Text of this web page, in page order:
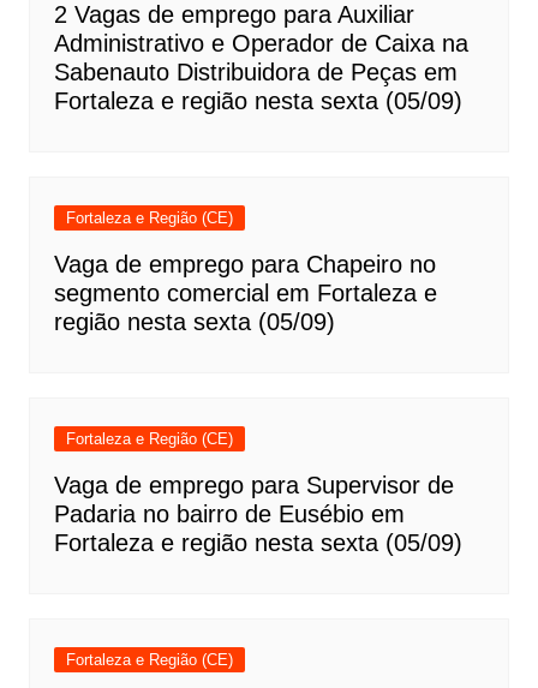
2 Vagas de emprego para Auxiliar
Administrativo e Operador de Caixa na
Sabenauto Distribuidora de Peças em
Fortaleza e região nesta sexta (05/09)
Fortaleza e Região (CE)
Vaga de emprego para Chapeiro no
segmento comercial em Fortaleza e
região nesta sexta (05/09)
Fortaleza e Região (CE)
Vaga de emprego para Supervisor de
Padaria no bairro de Eusébio em
Fortaleza e região nesta sexta (05/09)
Fortaleza e Região (CE)